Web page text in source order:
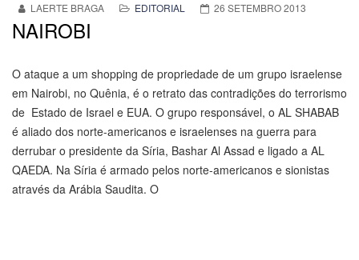
LAERTE BRAGA EDITORIAL 26 SETEMBRO 2013
NAIROBI
O ataque a um shopping de propriedade de um grupo israelense
em Nairobi, no Quênia, é o retrato das contradições do terrorismo
de Estado de Israel e EUA. O grupo responsável, o AL SHABAB
é aliado dos norte-americanos e israelenses na guerra para
derrubar o presidente da Síria, Bashar Al Assad e ligado a AL
QAEDA. Na Síria é armado pelos norte-americanos e sionistas
através da Arábia Saudita. O